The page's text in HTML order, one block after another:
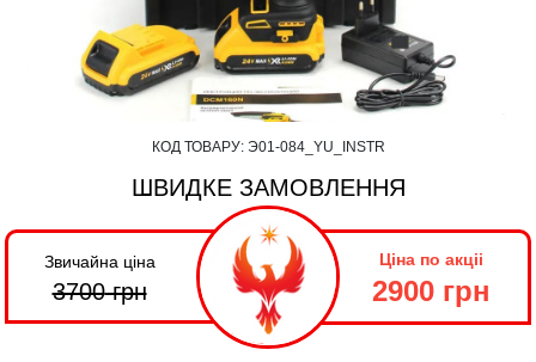
КОД ТОВАРУ: Э01-084_YU_INSTR
ШВИДКЕ ЗАМОВЛЕННЯ
Звичайна ціна
3700грн
Ціна по акціі
2900 грн